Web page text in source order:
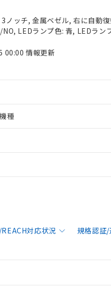
ノッチ, 金属ベゼル, 右に自動
LEDランプ色: 青, LEDラ
00:00 情報更新
種
対応状況 規格認証/